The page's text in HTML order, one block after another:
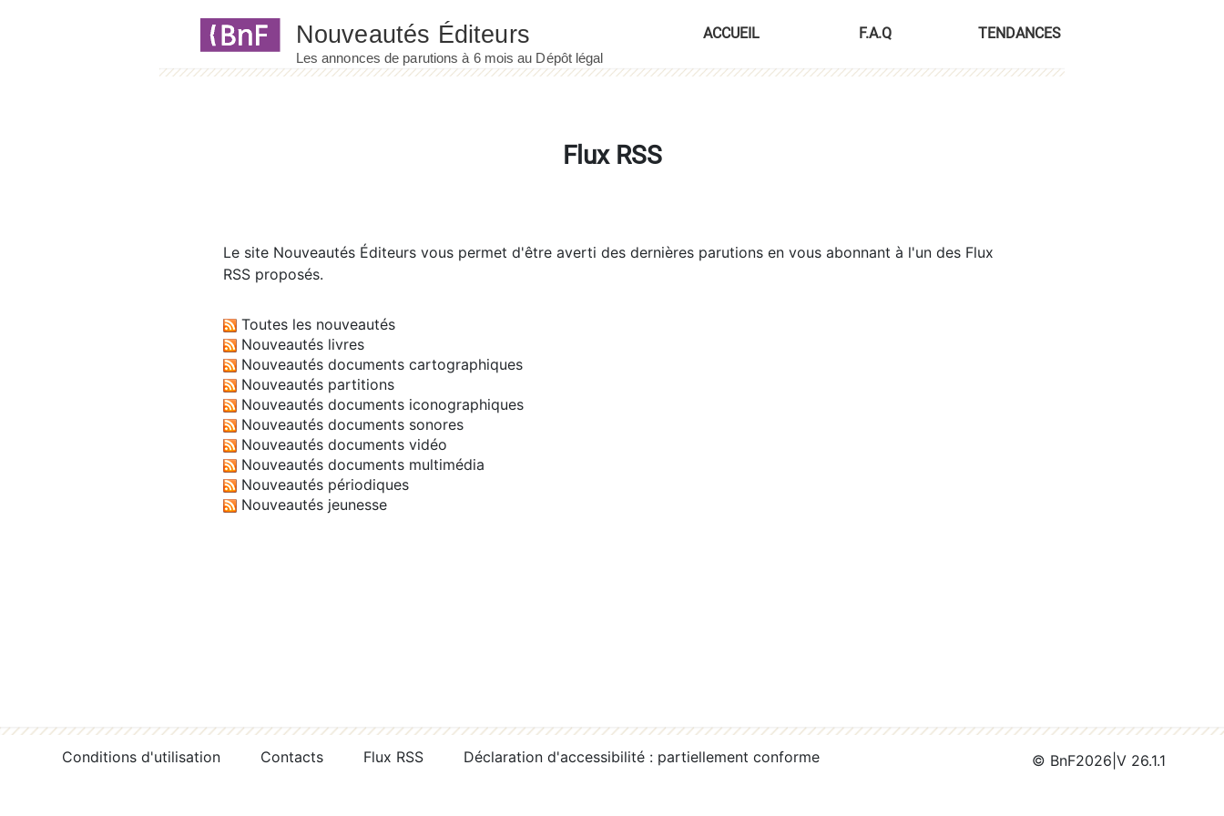
ACCUEIL F.A.Q TENDANCES
Flux RSS
Le site Nouveautés Éditeurs vous permet d'être averti des dernières parutions en vous abonnant à l'un des Flux
RSS proposés.
Toutes les nouveautés
Nouveautés livres
Nouveautés documents cartographiques
Nouveautés partitions
Nouveautés documents iconographiques
Nouveautés documents sonores
Nouveautés documents vidéo
Nouveautés documents multimédia
Nouveautés périodiques
Nouveautés jeunesse
Conditions d'utilisation Contacts Flux RSS Déclaration d'accessibilité : partiellement conforme © BnF2026 V 26.1.1